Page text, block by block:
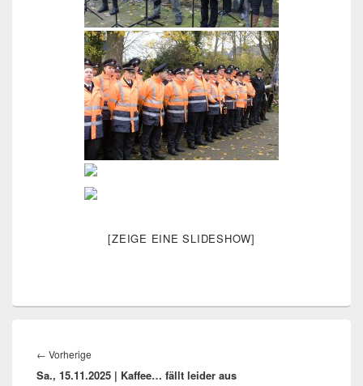
[ZEIGE EINE SLIDESHOW]
← Vorherige
Beitrag:
Sa., 15.11.2025 | Kaffee… fällt leider aus